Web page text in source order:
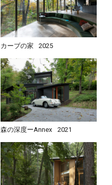
カーブの家 2025
森の深度ーAnnex 2021